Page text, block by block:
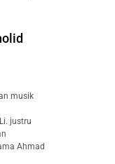
musik
justru
Ahmad